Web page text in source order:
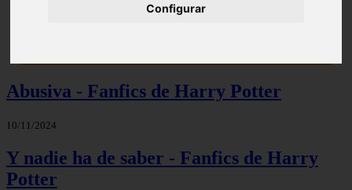
Configurar
Abusiva - Fanfics de Harry Potter
10/11/2024
Y nadie ha de saber - Fanfics de Harry
Potter